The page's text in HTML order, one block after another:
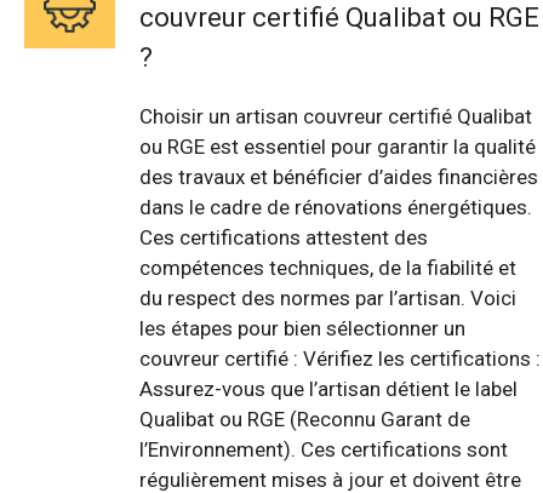
couvreur certifié Qualibat ou RGE
?
Choisir un artisan couvreur certifié Qualibat
ou RGE est essentiel pour garantir la qualité
des travaux et bénéficier d’aides financières
dans le cadre de rénovations énergétiques.
Ces certifications attestent des
compétences techniques, de la fiabilité et
du respect des normes par l’artisan. Voici
les étapes pour bien sélectionner un
couvreur certifié : Vérifiez les certifications :
Assurez-vous que l’artisan détient le label
Qualibat ou RGE (Reconnu Garant de
l’Environnement). Ces certifications sont
régulièrement mises à jour et doivent être